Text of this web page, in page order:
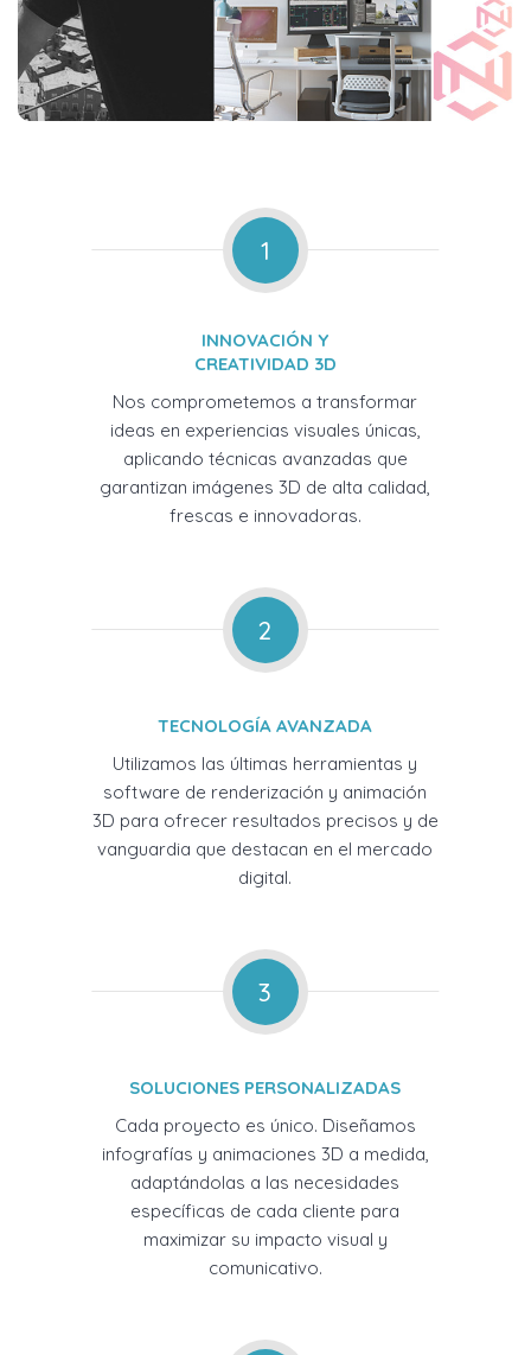
1
INNOVACIÓN Y
CREATIVIDAD 3D
Nos comprometemos a transformar
ideas en experiencias visuales únicas,
aplicando técnicas avanzadas que
garantizan imágenes 3D de alta calidad,
frescas e innovadoras.
2
TECNOLOGÍA AVANZADA
Utilizamos las últimas herramientas y
software de renderización y animación
3D para ofrecer resultados precisos y de
vanguardia que destacan en el mercado
digital.
3
SOLUCIONES PERSONALIZADAS
Cada proyecto es único. Diseñamos
infografías y animaciones 3D a medida,
adaptándolas a las necesidades
específicas de cada cliente para
maximizar su impacto visual y
comunicativo.